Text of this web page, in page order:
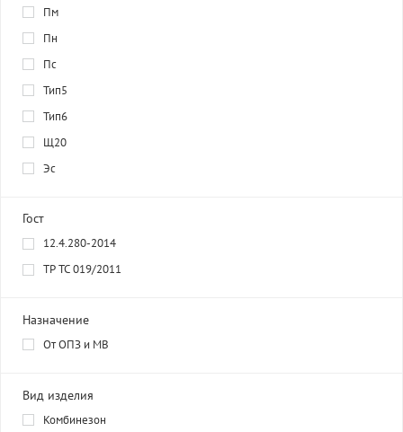
Пм
Пн
Пс
Тип5
Тип6
Щ20
Эс
Гост
12.4.280-2014
ТР ТС 019/2011
Назначение
От ОПЗ и МВ
Вид изделия
Комбинезон